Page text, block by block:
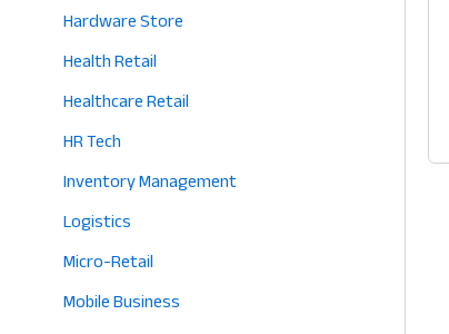
Hardware Store
Health Retail
Healthcare Retail
HR Tech
Inventory Management
Logistics
Micro-Retail
Mobile Business